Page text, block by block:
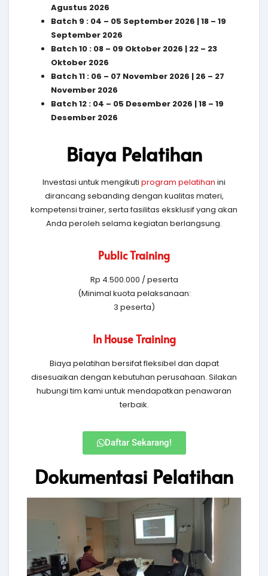
Agustus 2026
Batch 9 : 04 – 05 September 2026 | 18 – 19
September 2026
Batch 10 : 08 – 09 Oktober 2026 | 22 – 23
Oktober 2026
Batch 11 : 06 – 07 November 2026 | 26 – 27
November 2026
Batch 12 : 04 – 05 Desember 2026 | 18 – 19
Desember 2026
Biaya Pelatihan
Investasi untuk mengikuti program pelatihan ini
dirancang sebanding dengan kualitas materi,
kompetensi trainer, serta fasilitas eksklusif yang akan
Anda peroleh selama kegiatan berlangsung.
Public Training
Rp 4.500.000 / peserta
(Minimal kuota pelaksanaan:
3 peserta)
In House Training
Biaya pelatihan bersifat fleksibel dan dapat
disesuaikan dengan kebutuhan perusahaan. Silakan
hubungi tim kami untuk mendapatkan penawaran
terbaik.
Daftar Sekarang!
Dokumentasi Pelatihan